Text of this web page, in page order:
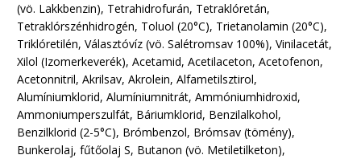
(vö. Lakkbenzin), Tetrahidrofurán, Tetraklóretán,
Tetraklórszénhidrogén, Toluol (20°C), Trietanolamin (20°C),
Triklóretilén, Választóvíz (vö. Salétromsav 100%), Vinilacetát,
Xilol (Izomerkeverék), Acetamid, Acetilaceton, Acetofenon,
Acetonnitril, Akrilsav, Akrolein, Alfametilsztirol,
Alumíniumklorid, Alumíniumnitrát, Ammóniumhidroxid,
Ammoniumperszulfát, Báriumklorid, Benzilalkohol,
Benzilklorid (2-5°C), Brómbenzol, Brómsav (tömény),
Bunkerolaj, fűtőolaj S, Butanon (vö. Metiletilketon),